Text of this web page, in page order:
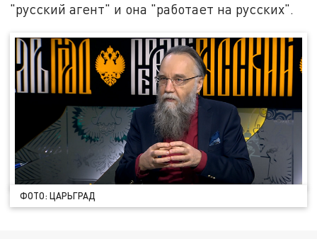
"русский агент" и она "работает на русских".
ФОТО: ЦАРЬГРАД